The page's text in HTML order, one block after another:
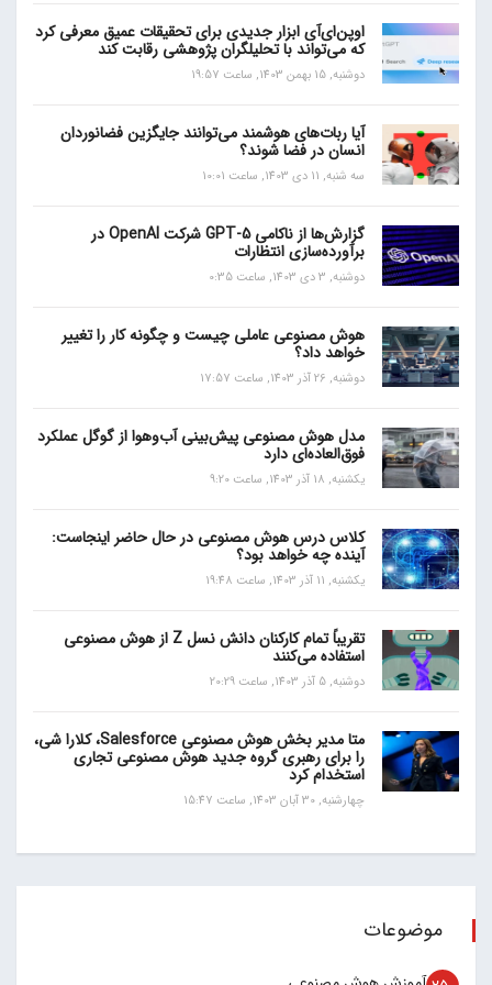
اوپن‌ای‌آی ابزار جدیدی برای تحقیقات عمیق معرفی کرد
که می‌تواند با تحلیلگران پژوهشی رقابت کند
دوشنبه, 15 بهمن 1403, ساعت 19:57
آیا ربات‌های هوشمند می‌توانند جایگزین فضانوردان
انسان در فضا شوند؟
سه شنبه, 11 دی 1403, ساعت 10:01
گزارش‌ها از ناکامی GPT-5 شرکت OpenAI در
برآورده‌سازی انتظارات
دوشنبه, 3 دی 1403, ساعت 0:35
هوش مصنوعی عاملی چیست و چگونه کار را تغییر
خواهد داد؟
دوشنبه, 26 آذر 1403, ساعت 17:57
مدل هوش مصنوعی پیش‌بینی آب‌و‌هوا از گوگل عملکرد
فوق‌العاده‌ای دارد
یکشنبه, 18 آذر 1403, ساعت 9:20
کلاس درس هوش مصنوعی در حال حاضر اینجاست:
آینده چه خواهد بود؟
یکشنبه, 11 آذر 1403, ساعت 19:48
تقریباً تمام کارکنان دانش نسل Z از هوش مصنوعی
استفاده می‌کنند
دوشنبه, 5 آذر 1403, ساعت 20:29
متا مدیر بخش هوش مصنوعی Salesforce، کلارا شی،
را برای رهبری گروه جدید هوش مصنوعی تجاری
استخدام کرد
چهارشنبه, 30 آبان 1403, ساعت 15:47
موضوعات